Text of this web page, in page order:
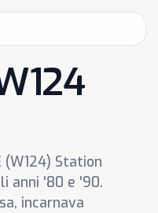
(W124) Station
anni '80 e '90.
incarnava